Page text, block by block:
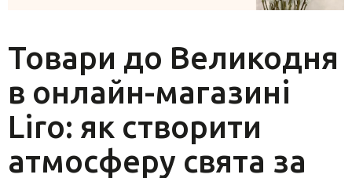
Фігурки та статуетки
Товари до Великодня
в онлайн-магазині
Liro: як створити
атмосферу свята за